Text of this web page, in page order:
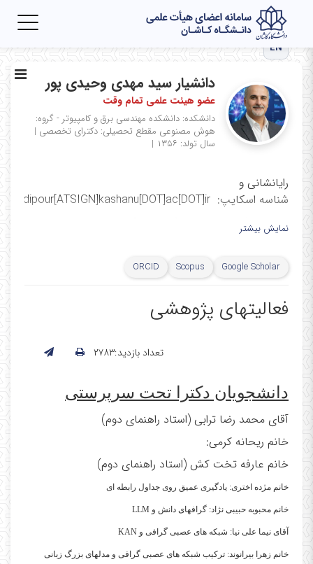
EN
دانشیار سید مهدی وحیدی پور
عضو هیئت علمی تمام وقت
دانشکده: دانشکده مهندسی برق و کامپیوتر - گروه:
هوش مصنوعی مقطع تحصیلی: دکترای تخصصی |
سال تولد: ۱۳۵۶
|
رایانشانی و
شناسه اسکایپ: vahidipour[ATSIGN]kashanu[DOT]ac[DOT]ir
شناسه تلگرام و واتساپ: [ATSIGN]Mvahidipour
ORCID Scopus ResearchGate |
DBLP
نمایش بیشتر
Google Scholar
Scopus
ORCID
فعالیتهای پژوهشی
تعداد بازدید:۲۷۸۳
دانشجویان دکترا تحت سرپرستی
آقای محمد رضا ترابی (استاد راهنمای دوم)
خانم ریحانه کرمی:
خانم عارفه تخت کش (استاد راهنمای دوم)
خانم مژده اختری: یادگیری عمیق روی جداول رابطه ای
خانم محبوبه حبیبی نژاد: گرافهای دانش و LLM
آقای نیما علی نیا: شبکه های عصبی گرافی و KAN
خانم زهرا بیرانوند: ترکیب شبکه های عصبی گرافی و مدلهای بزرگ زبانی